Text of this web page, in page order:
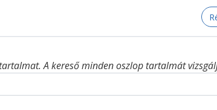
A kereső minden oszlop tartalmát